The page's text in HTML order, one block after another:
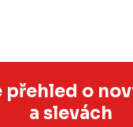
přehled o
a slevách